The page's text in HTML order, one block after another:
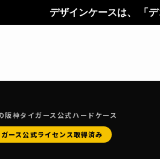
ケースは、 「デコカン（
阪神タイガース公式ハードケース
ース公式ライセンス取得済み